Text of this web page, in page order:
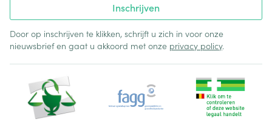
Inschrijven
Door op inschrijven te klikken, schrijft u zich in voor onze
nieuwsbrief en gaat u akkoord met onze privacy policy.